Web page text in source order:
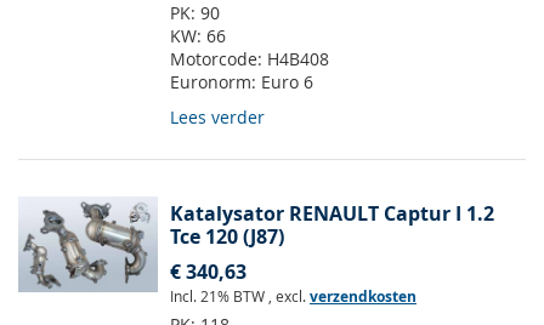
PK: 90
KW: 66
Motorcode: H4B408
Euronorm: Euro 6
Lees verder
Katalysator RENAULT Captur I 1.2
Tce 120 (J87)
€ 340,63
Incl. 21% BTW , excl.verzendkosten